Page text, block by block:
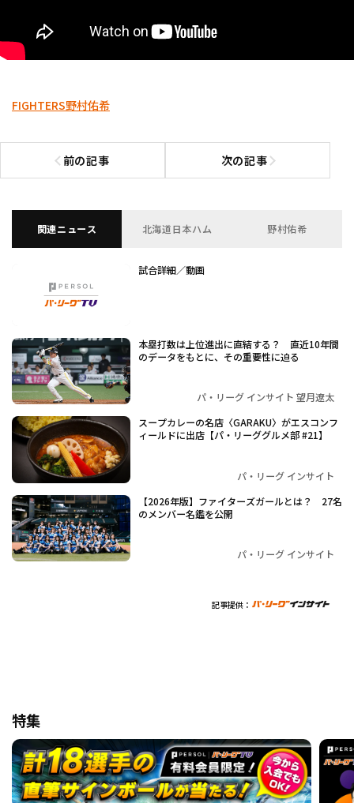
FIGHTERS野村佑希
前の記事
前の記事へ 次の記事次の記事へ
関連ニュース 北海道日本ハム 野村佑希
試合詳細／動画
本塁打数は上位進出に直結する？ 直近10年間
のデータをもとに、その重要性に迫る
パ・リーグ インサイト 望月遼太
スープカレーの名店〈GARAKU〉がエスコンフ
ィールドに出店【パ・リーググルメ部 #21】
パ・リーグ インサイト
【2026年版】ファイターズガールとは？ 27名
のメンバー名鑑を公開
パ・リーグ インサイト
記事提供：
特集